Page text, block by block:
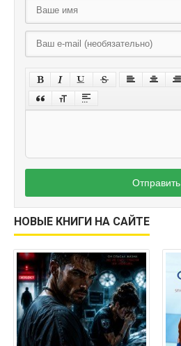
Отправить
НОВЫЕ КНИГИ НА САЙТЕ